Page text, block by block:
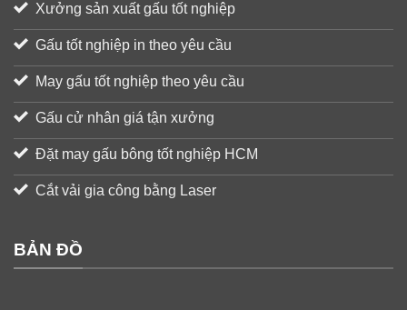
Xưởng sản xuất gấu tốt nghiệp
Gấu tốt nghiệp in theo yêu cầu
May gấu tốt nghiệp theo yêu cầu
Gấu cử nhân giá tận xưởng
Đặt may gấu bông tốt nghiệp HCM
Cắt vải gia công bằng Laser
BẢN ĐỒ